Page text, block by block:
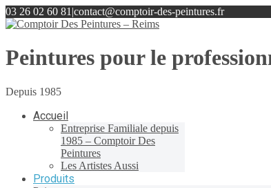
03 26 02 60 81 |contact@comptoir-des-peintures.fr
Peintures pour le
Depuis 1985
Accueil
Entreprise Familiale depuis
1985 – Comptoir Des
Peintures
Les Artistes Aussi
Produits